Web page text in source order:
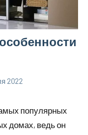
2022
популярных
домах, ведь он